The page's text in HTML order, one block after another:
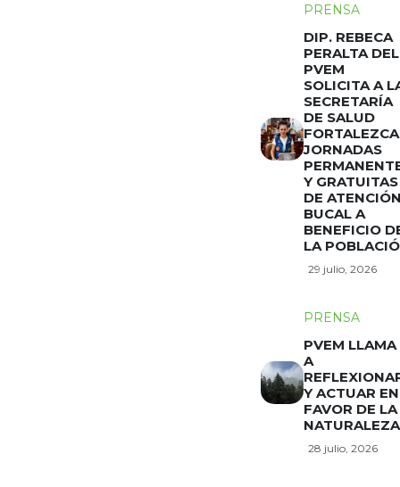
PRENSA
DIP. REBECA
PERALTA DEL
PVEM
SOLICITA A
SECRETARÍA
DE SALUD
FORTALEZCA
JORNADAS
Y GRATUITAS
DE
BUCAL A
BENEFICIO
LA
29 julio, 2026
PRENSA
PVEM LLAMA
A
Y ACTUAR EN
FAVOR DE LA
NATURALEZA
28 julio, 2026